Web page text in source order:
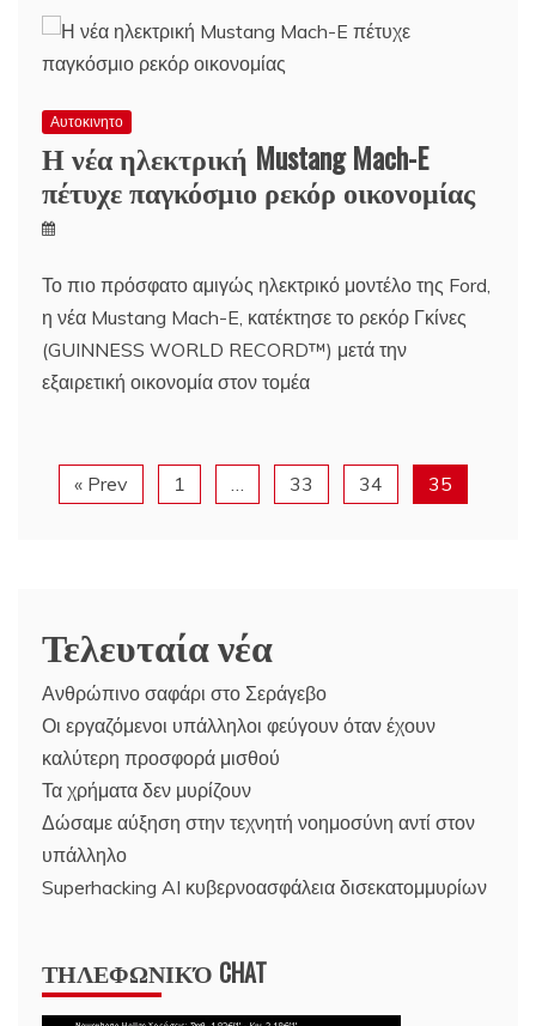
Αυτοκινητο
Η νέα ηλεκτρική Mustang Mach-E
πέτυχε παγκόσμιο ρεκόρ οικονομίας
Το πιο πρόσφατο αμιγώς ηλεκτρικό μοντέλο της Ford,
η νέα Mustang Mach-E, κατέκτησε το ρεκόρ Γκίνες
(GUINNESS WORLD RECORD™) μετά την
εξαιρετική οικονομία στον τομέα
« Prev 1 33 34 35
Τελευταία νέα
Ανθρώπινο σαφάρι στο Σεράγεβο
Οι εργαζόμενοι υπάλληλοι φεύγουν όταν έχουν
καλύτερη προσφορά μισθού
Τα χρήματα δεν μυρίζουν
Δώσαμε αύξηση στην τεχνητή νοημοσύνη αντί στον
υπάλληλο
Superhacking AI κυβερνοασφάλεια δισεκατομμυρίων
ΤΗΛΕΦΩΝΙΚΌ CHAT